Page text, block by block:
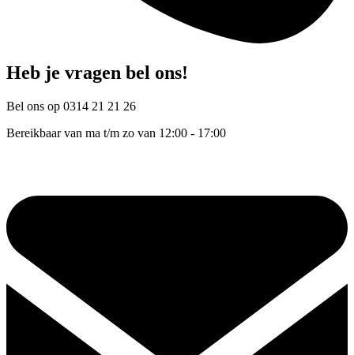
Heb je vragen bel ons!
Bel ons op 0314 21 21 26
Bereikbaar van ma t/m zo van 12:00 - 17:00